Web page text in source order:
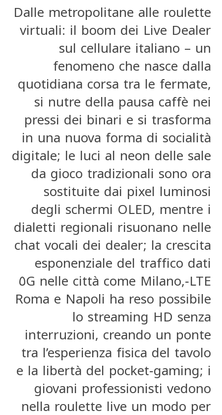
Dalle metropolitane alle roulette
virtuali: il boom dei Live Dealer
sul cellulare italiano – un
fenomeno che nasce dalla
quotidiana corsa tra le fermate,
si nutre della pausa caffè nei
pressi dei binari e si trasforma
in una nuova forma di socialità
digitale; le luci al neon delle sale
da gioco tradizionali sono ora
sostituite dai pixel luminosi
degli schermi OLED, mentre i
dialetti regionali risuonano nelle
chat vocali dei dealer; la crescita
esponenziale del traffico dati
LTE‑٥G nelle città come Milano,
Roma e Napoli ha reso possibile
lo streaming HD senza
interruzioni, creando un ponte
tra l’esperienza fisica del tavolo
e la libertà del pocket‑gaming; i
giovani professionisti vedono
nella roulette live un modo per